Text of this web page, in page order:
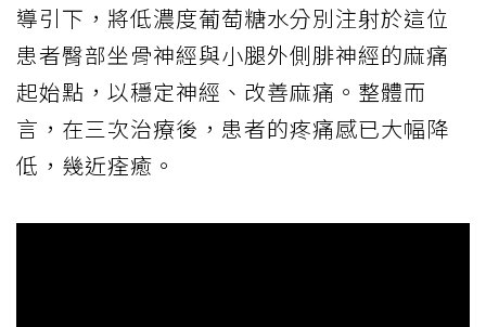
導引下，將低濃度葡萄糖水分別注射於這位
患者臀部坐骨神經與小腿外側腓神經的麻痛
起始點，以穩定神經、改善麻痛。整體而
言，在三次治療後，患者的疼痛感已大幅降
低，幾近痊癒。